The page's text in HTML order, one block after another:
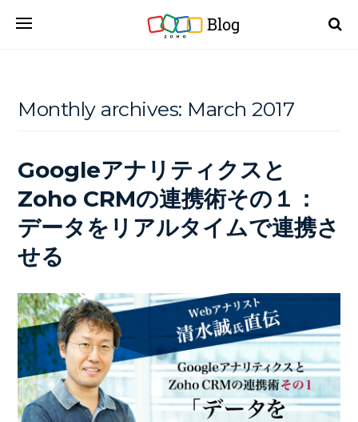
Blog
Monthly archives: March 2017
Googleアナリティクスと
Zoho CRMの連携術その１：
データをリアルタイムで連携さ
せる